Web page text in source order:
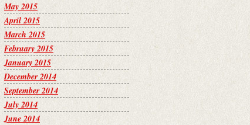
May 2015
April 2015
March 2015
February 2015
January 2015
December 2014
September 2014
July 2014
June 2014